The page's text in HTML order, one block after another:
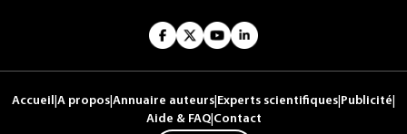
Accueil A propos Annuaire auteurs Experts scientifiques Publicité
Aide & FAQ| Contact